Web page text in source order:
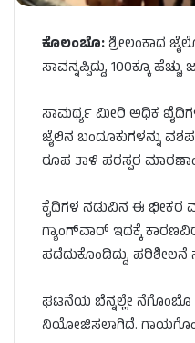
ಕೊಲಂಬೊ:ಶ್ರೀಲಂಕಾದ
ಸಾವನ್ನಪ್ಪಿದ್ದು, 100ಕ್ಕೂ
ಸಾಮರ್ಥ್ಯ ಮೀರಿ ಅಧಿಕ
ಜೈಲಿನ ಬಂದೂಕುಗಳನ್ನು
ರೂಪ ತಾಳಿ ಪರಸ್ಪರ
ಕೈದಿಗಳ ನಡುವಿನ ಈ ಭೀಕರ
ಗ್ಯಾಂಗ್‌ವಾರ್‌ ಇದಕ್ಕೆ
ಪಡೆದುಕೊಂಡಿದ್ದು, ಪರಿಶೀಲನೆ
ಘಟನೆಯ ಬೆನ್ನಲ್ಲೇ ನೆಗೊಂಬೊ
ನಿಯೋಜಿಸಲಾಗಿದೆ. ಗಾಯಗೊಂಡ